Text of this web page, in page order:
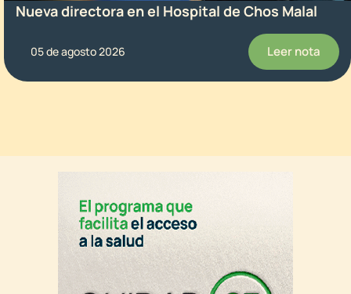
Nueva directora en el Hospital de Chos Malal
05 de agosto 2026 Leer nota